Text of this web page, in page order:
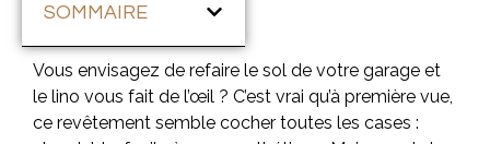
SOMMAIRE
Vous envisagez de refaire le sol de votre garage et
le lino vous fait de l’œil ? C’est vrai qu’à première vue,
ce revêtement semble cocher toutes les cases :